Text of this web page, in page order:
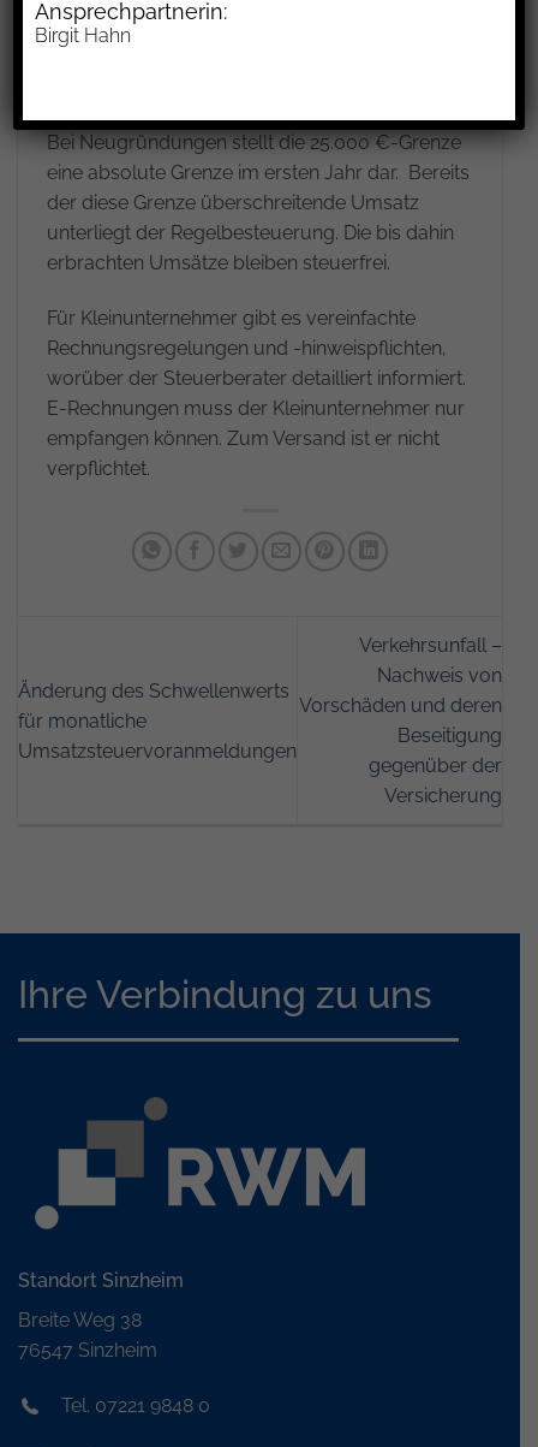
Steuerberater erhält die Unterlagen
Bei Neugründungen stellt die 25.000 €-Grenze
eine absolute Grenze im ersten Jahr dar. Bereits
der diese Grenze überschreitende Umsatz
unterliegt der Regelbesteuerung. Die bis dahin
erbrachten Umsätze bleiben steuerfrei.
Für Kleinunternehmer gibt es vereinfachte
Rechnungsregelungen und -hinweispflichten,
worüber der Steuerberater detailliert informiert.
E-Rechnungen muss der Kleinunternehmer nur
empfangen können. Zum Versand ist er nicht
verpflichtet.
Änderung des Schwellenwerts
für monatliche
Umsatzsteuervoranmeldungen
Verkehrsunfall –
Nachweis von
Vorschäden und deren
Beseitigung
gegenüber der
Versicherung
Ihre Verbindung zu uns
Standort Sinzheim
Breite Weg 38
76547 Sinzheim
Tel. 07221 9848 0
Ansprechpartnerin:
Birgit Hahn